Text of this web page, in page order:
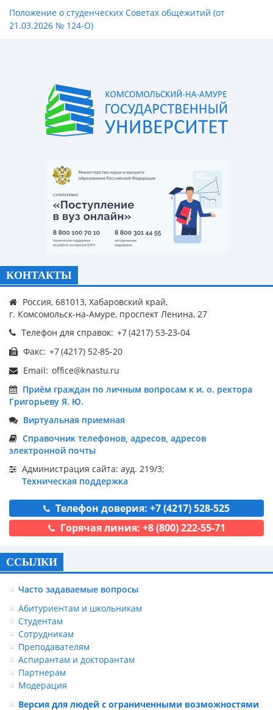
Положение о студенческих Советах общежитий (от
21.03.2026 № 124-О)
КОНТАКТЫ
Россия, 681013, Хабаровский край,
г. Комсомольск-на-Амуре, проспект Ленина, 27
Телефон для справок:
Факс:
Email:
Приём граждан по личным вопросам к и. о. ректора
Григорьеву Я. Ю.
Виртуальная приемная
Справочник телефонов, адресов, адресов
электронной почты
Администрация сайта: ауд. 219/3;
Техническая поддержка
Телефон доверия: +7 (4217) 528-525
Горячая линия: +8 (800) 222-55-71
ССЫЛКИ
Часто задаваемые вопросы
Абитуриентам и школьникам
Студентам
Сотрудникам
Преподавателям
Аспирантам и докторантам
Партнерам
Модерация
Версия для людей с ограниченными возможностями